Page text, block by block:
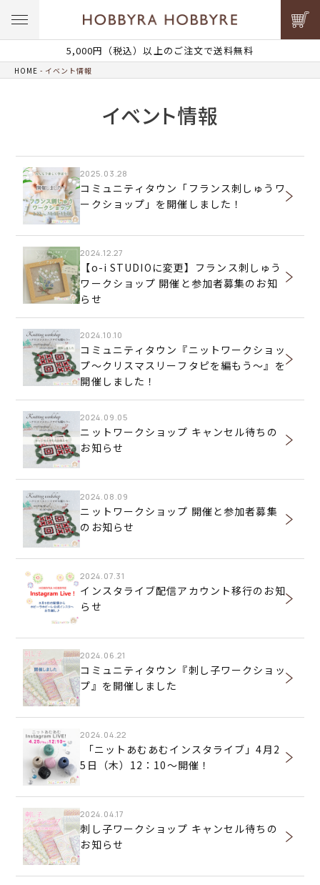
5,000円（税込）以上のご注文で送料無料
HOME イベント情報
イベント情報
2025.03.28
コミュニティタウン「フランス刺しゅうワ
ークショップ」を開催しました！
2024.12.27
【o-i STUDIOに変更】フランス刺しゅう
ワークショップ 開催と参加者募集のお知
らせ
2024.10.10
コミュニティタウン『ニットワークショッ
プ～クリスマスリーフタピを編もう～』を
開催しました！
2024.09.05
ニットワークショップ キャンセル待ちの
お知らせ
2024.08.09
ニットワークショップ 開催と参加者募集
のお知らせ
2024.07.31
インスタライブ配信アカウント移行のお知
らせ
2024.06.21
コミュニティタウン『刺し子ワークショッ
プ』を開催しました
2024.04.22
「ニットあむあむインスタライブ」4月2
5日（木）12：10～開催！
2024.04.17
刺し子ワークショップ キャンセル待ちの
お知らせ